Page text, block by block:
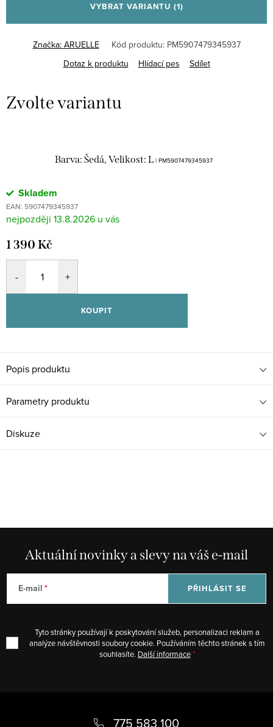
VYBRAT VARIANTU (1)
Značka: ARUELLE Kód produktu: PM5907479345937
Dotaz k produktu
Hlídací pes Sdílet
Barva: Šedá, Velikost: L | PM5907479345937
Skladem
EAN: 5907479345937
13.8.2026
1 390 Kč
KOUPIT
Popis produktu
Parametry produktu
Diskuze
Aktuální novinky a slevy na váš e-mail
E-mail
Tyto stránky používají k poskytování služeb, personalizaci reklam a
analýze návštěvnosti soubory cookie. Používáním těchto stránek s tím
souhlasíte. Další informace
PŘIHLÁSIT SE
775 583 100